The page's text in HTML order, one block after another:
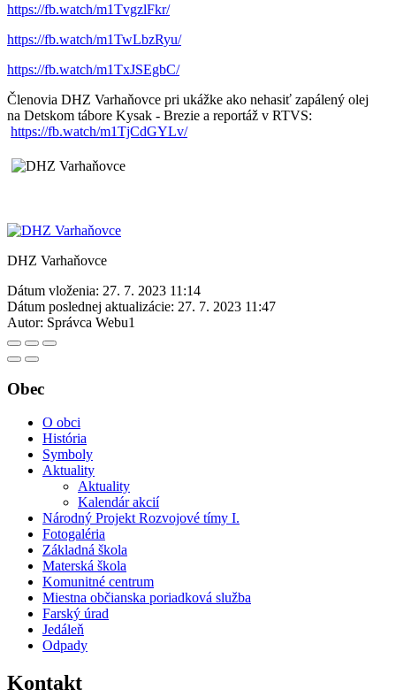
https://fb.watch/m1TvgzlFkr/
https://fb.watch/m1TwLbzRyu/
https://fb.watch/m1TxJSEgbC/
Členovia DHZ Varhaňovce pri ukážke ako nehasiť zapálený olej
na Detskom tábore Kysak - Brezie a reportáž v RTVS:
https://fb.watch/m1TjCdGYLv/
DHZ Varhaňovce
Dátum vloženia: 27. 7. 2023 11:14
Dátum poslednej aktualizácie: 27. 7. 2023 11:47
Autor: Správca Webu1
Obec
O obci
História
Symboly
Aktuality
Aktuality
Kalendár akcií
Národný Projekt Rozvojové tímy I.
Fotogaléria
Základná škola
Materská škola
Komunitné centrum
Miestna občianska poriadková služba
Farský úrad
Jedáleň
Odpady
Kontakt